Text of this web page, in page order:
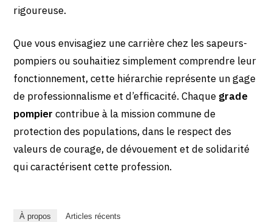
rigoureuse.
Que vous envisagiez une carrière chez les sapeurs-
pompiers ou souhaitiez simplement comprendre leur
fonctionnement, cette hiérarchie représente un gage
de professionnalisme et d’efficacité. Chaque grade
pompier contribue à la mission commune de
protection des populations, dans le respect des
valeurs de courage, de dévouement et de solidarité
qui caractérisent cette profession.
À propos Articles récents